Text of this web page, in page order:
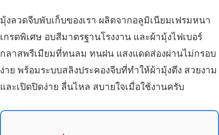
มุ้งลวดจีบพับเก็บของเรา ผลิตจากอลูมิเนียมเฟรมหนา
เกรดพิเศษ อบสีมาตรฐานโรงงาน และผ้ามุ้งไฟเบอร์
กลาสพรีเมียมที่ทนลม ทนฝน แสงแดดส่องผ่านไม่กรอบ
ง่าย พร้อมระบบสลิงประคองจีบที่ทำให้ผ้ามุ้งตึง สวยงาม
และเปิดปิดง่าย ลื่นไหล สบายใจเมื่อใช้งานครับ